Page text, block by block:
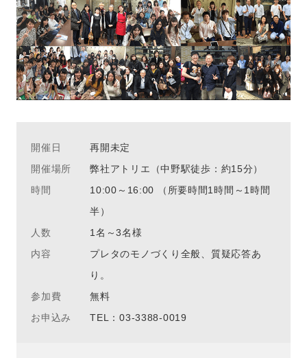
開催日
再開未定
開催場所
弊社アトリエ（中野駅徒歩：約15分）
時間
10:00～16:00 （所要時間1時間～1時間
半）
人数
1名～3名様
内容
プレタのモノづくり全般、質疑応答あ
り。
参加費
無料
お申込み
TEL：03-3388-0019